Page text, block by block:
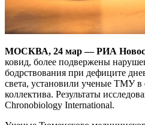
МОСКВА, 24 мар — РИА
ковид, более подвержены
бодрствования при дефиците
света, установили ученые ТМУ в
коллектива. Результаты
Chronobiology International.